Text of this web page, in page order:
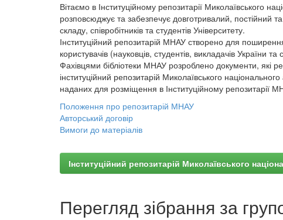
Вітаємо в Інституційному репозитарії Миколаївського
розповсюджує та забезпечує довготривалий, постійний
складу, співробітників та студентів Університету.
Інституційний репозитарій МНАУ створено для
користувачів (науковців, студентів, викладачів України та
Фахівцями бібліотеки МНАУ розроблено документи, які
інституційний репозитарій Миколаївського
наданих для розміщення в Інституційному репозитарії
Положення про репозитарій МНАУ
Авторський договір
Вимоги до матеріалів
Інституційний репозитарій Миколаївського
Перегляд зібрання за